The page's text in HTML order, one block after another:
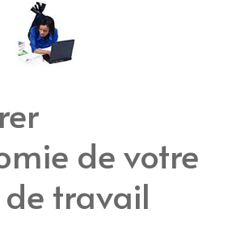
de votre
travail